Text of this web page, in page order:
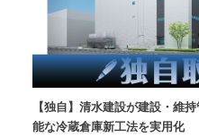
【独自】清水建設が建設・維
能な冷蔵倉庫新工法を実用化